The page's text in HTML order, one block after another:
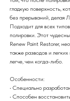
гладкую поверхность,
без прерываний, делая
Подходит для всех
полировки. Этот
Renew Paint Restorer,
также разводов и
легче, чем когда-либо.
Особенности:
• Специально
• Способен